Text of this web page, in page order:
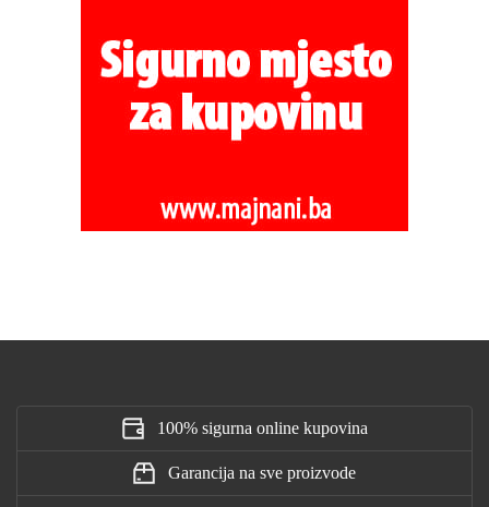
100% sigurna online kupovina
Garancija na sve proizvode